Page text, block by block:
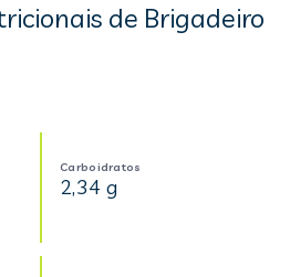
de Brigadeiro
Carboidratos
2,34 g